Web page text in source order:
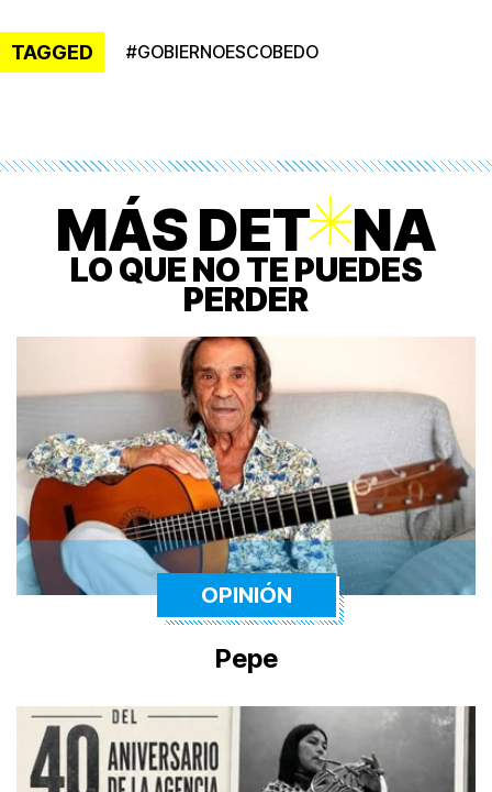
TAGGED #GOBIERNOESCOBEDO
MÁS DETONA
LO QUE NO TE PUEDES
PERDER
OPINIÓN
Pepe